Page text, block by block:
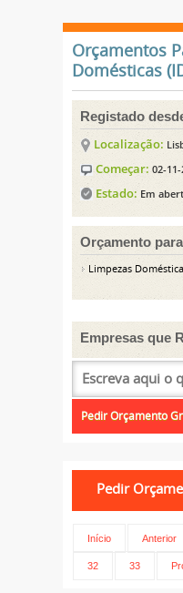
Orçamentos
Domésticas
Registado
Localização:
Começar: 02-
Estado: Em
Orçamento
Limpezas
Empresas que
Início Anterior
32 33